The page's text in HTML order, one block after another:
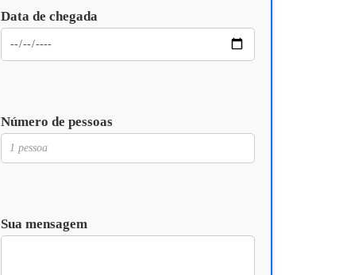
Data de chegada
Número de pessoas
Sua mensagem